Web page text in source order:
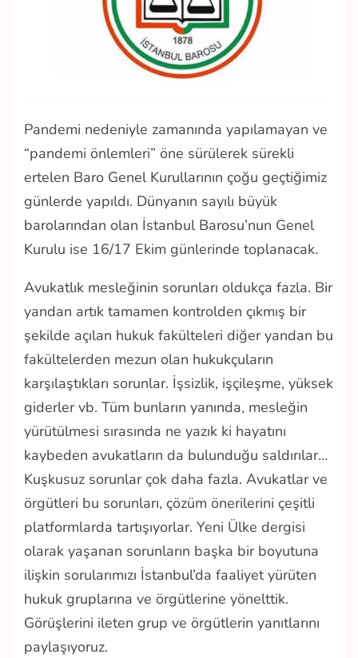
Pandemi nedeniyle zamanında yapılamayan ve
“pandemi önlemleri” öne sürülerek sürekli
ertelen Baro Genel Kurullarının çoğu geçtiğimiz
günlerde yapıldı. Dünyanın sayılı büyük
barolarından olan İstanbul Barosu’nun Genel
Kurulu ise 16/17 Ekim günlerinde toplanacak.
Avukatlık mesleğinin sorunları oldukça fazla. Bir
yandan artık tamamen kontrolden çıkmış bir
şekilde açılan hukuk fakülteleri diğer yandan bu
fakültelerden mezun olan hukukçuların
karşılaştıkları sorunlar. İşsizlik, işçileşme, yüksek
giderler vb. Tüm bunların yanında, mesleğin
yürütülmesi sırasında ne yazık ki hayatını
kaybeden avukatların da bulunduğu saldırılar…
Kuşkusuz sorunlar çok daha fazla. Avukatlar ve
örgütleri bu sorunları, çözüm önerilerini çeşitli
platformlarda tartışıyorlar. Yeni Ülke dergisi
olarak yaşanan sorunların başka bir boyutuna
ilişkin sorularımızı İstanbul’da faaliyet yürüten
hukuk gruplarına ve örgütlerine yönelttik.
Görüşlerini ileten grup ve örgütlerin yanıtlarını
paylaşıyoruz.